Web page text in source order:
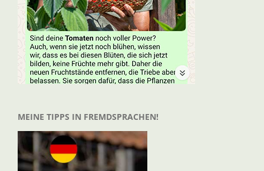
MEINE TIPPS IN FREMDSPRACHEN!